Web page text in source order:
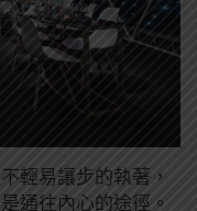
輕易讓步的執著，
通往內心的途徑。